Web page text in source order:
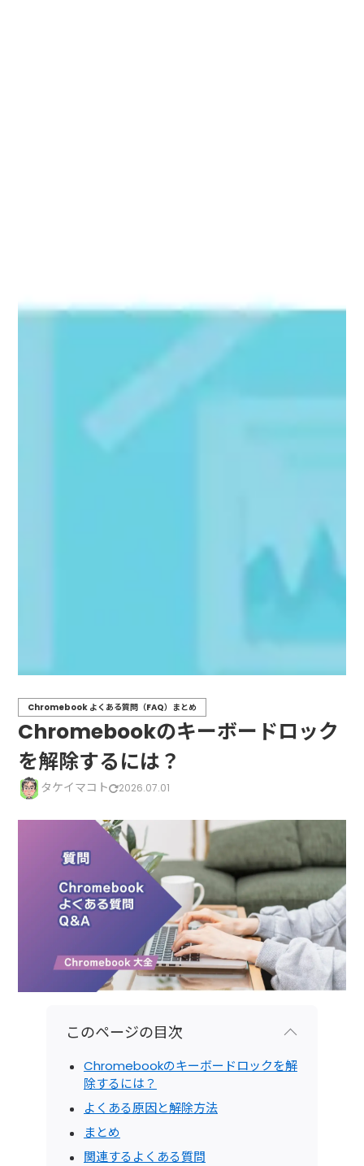
Chromebookのキーボードロック
を解除するには？
タケイマコト 2026.07.01
Chromebook よくある質問（FAQ）まとめ
このページの目次
Chromebookのキーボードロックを解
除するには？
よくある原因と解除方法
まとめ
関連するよくある質問